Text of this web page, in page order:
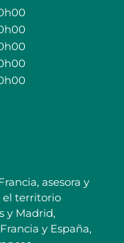
asesora y
el territorio
y Madrid,
y España,